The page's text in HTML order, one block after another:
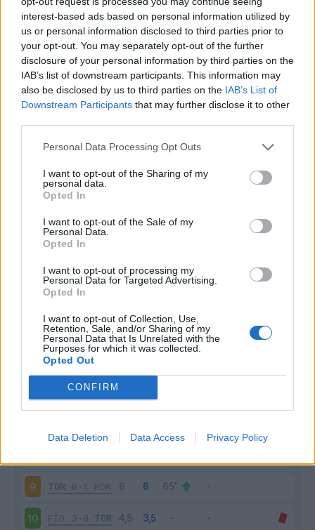
interest-based ads based on personal information utilized by
us or personal information disclosed to third parties prior to
your opt-out. You may separately opt-out of the further
disclosure of your personal information by third parties on the
IAB’s list of downstream participants. This information may
also be disclosed by us to third parties on the IAB’s List of
Downstream Participants that may further disclose it to other
Personal Data Processing Opt Outs
I want to opt-out of the Sharing of my
personal data.
Opted In
I want to opt-out of the Sale of my
Personal Data.
Opted In
I want to opt-out of processing my
Personal Data for Targeted Advertising.
Opted In
I want to opt-out of Collection, Use,
Retention, Sale, and/or Sharing of my
Personal Data that Is Unrelated with the
Purposes for which it was collected.
Opted Out
CONFIRM
Data Deletion Data Access Privacy Policy
Infortunato 0 - 0%
Inutilizzato 29 - 76
stagionale
BOL 1-1 TOR
3-0 SAS
BEN 0-1
TOR 2-2 SAM
UDI 2-3
4-0 TOR
9 TOR 0-1 ROM
10 FIO 3-0 TOR